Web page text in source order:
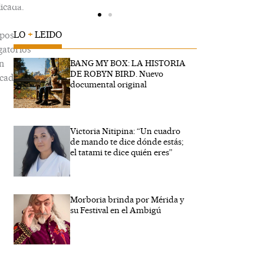
LO +LEIDO
BANG MY BOX: LA HISTORIA
DE ROBYN BIRD. Nuevo
documental original
Victoria Nitipina: “Un cuadro
de mando te dice dónde estás;
el tatami te dice quién eres”
Morboria brinda por Mérida y
su Festival en el Ambigú